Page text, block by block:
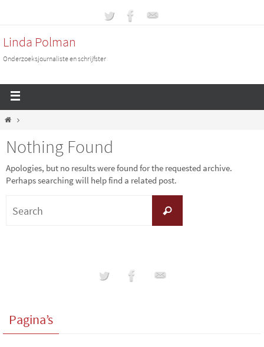
Linda Polman
Onderzoeksjournaliste en schrijfster
Nothing Found
Apologies, but no results were found for the requested archive.
Perhaps searching will help find a related post.
Pagina’s